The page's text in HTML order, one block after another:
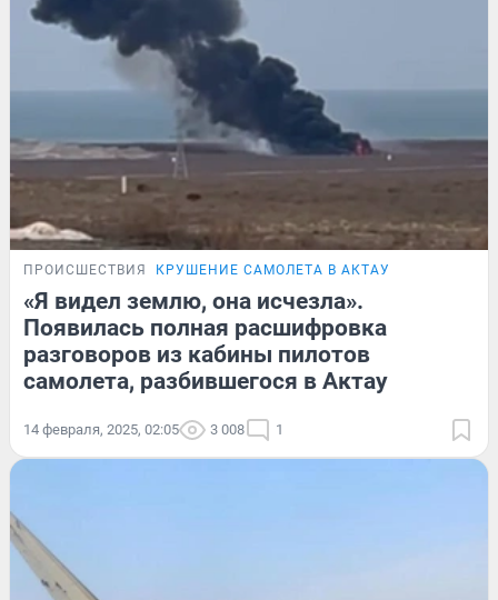
ПРОИСШЕСТВИЯ КРУШЕНИЕ САМОЛЕТА В АКТАУ
«Я видел землю, она исчезла».
Появилась полная расшифровка
разговоров из кабины пилотов
самолета, разбившегося в Актау
14 февраля, 2025, 02:05 3 008 1